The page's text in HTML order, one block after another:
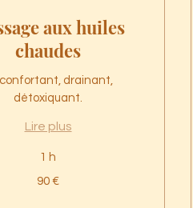
aux huiles
chaudes
drainant,
détoxiquant.
Lire plus
1 h
90 €